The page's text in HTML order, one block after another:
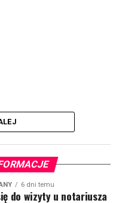
6 dni temu
do wizyty u notariusza